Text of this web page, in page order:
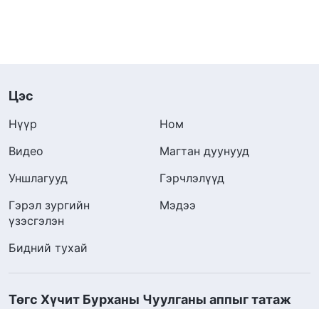
Цэс
Нүүр
Ном
Видео
Магтан дуунууд
Уншлагууд
Гэрчлэлүүд
Гэрэл зургийн
үзэсгэлэн
Мэдээ
Бидний тухай
Төгс Хүчит Бурханы Чуулганы аппыг татаж